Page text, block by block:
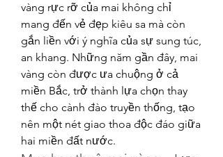
vàng rực rỡ của mai không chỉ
mang đến vẻ đẹp kiêu sa mà còn
gắn liền với ý nghĩa của sự sung túc,
an khang. Những năm gần đây, mai
vàng còn được ưa chuộng ở cả
miền Bắc, trở thành lựa chọn thay
thế cho cành đào truyền thống, tạo
nên một nét giao thoa độc đáo giữa
hai miền đất nước.